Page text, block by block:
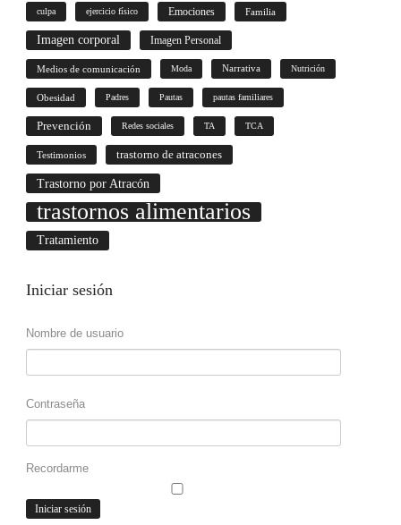
culpa ejercicio físico Emociones Familia
Imagen corporal Imagen Personal
Medios de comunicación Moda Narrativa Nutrición
Obesidad Padres Pautas pautas familiares
Prevención Redes sociales TA TCA
Testimonios trastorno de atracones
Trastorno por Atracón
trastornos alimentarios
Tratamiento
Iniciar sesión
Nombre de usuario
Contraseña
Recordarme